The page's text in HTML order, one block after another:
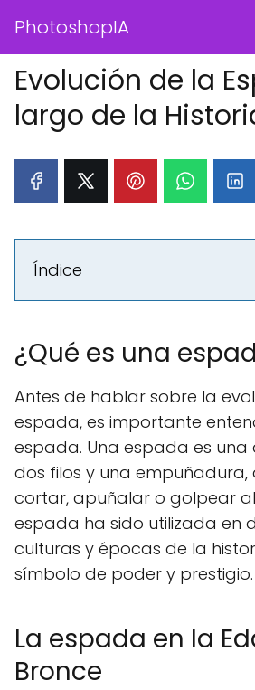
PhotoshopIA
Evolución de la
largo de la
Índice
¿Qué es una
Antes de hablar sobre la
espada, es importante
espada. Una espada es
dos filos y una
cortar, apuñalar o golpear al
espada ha sido utilizada en
culturas y épocas de la
símbolo de poder y prestigio.
La espada en la
Bronce